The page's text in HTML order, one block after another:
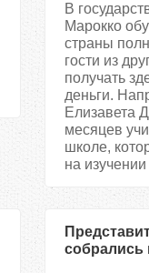
В
Марокко
страны
гости из
получать
деньги.
Елизавета
месяцев
школе,
на
собрались